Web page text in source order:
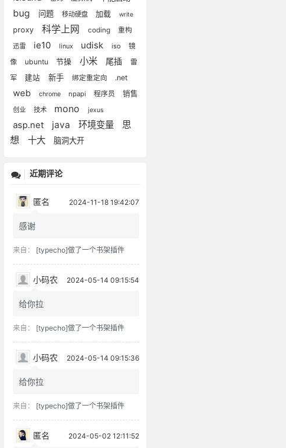
bug 问题 移动硬盘 加载 write
proxy 科学上网 coding 重构
迅雷 ie10 linux udisk iso
镜
像
ubuntu 节操 小米 尾插
雷
军
建站 新手 绑定重定向 .net
web chrome npapi 程序员 销售
创业 技术 mono jexus
asp.net java 环境变量
思
想
十大 脑洞大开
近期评论
匿名 2024-11-18 19:42:07
感谢
来自： [typecho]做了一个书架插件
小码农 2024-05-14 09:15:54
给你拉
来自： [typecho]做了一个书架插件
小码农 2024-05-14 09:15:36
给你拉
来自： [typecho]做了一个书架插件
匿名 2024-05-02 12:11:52